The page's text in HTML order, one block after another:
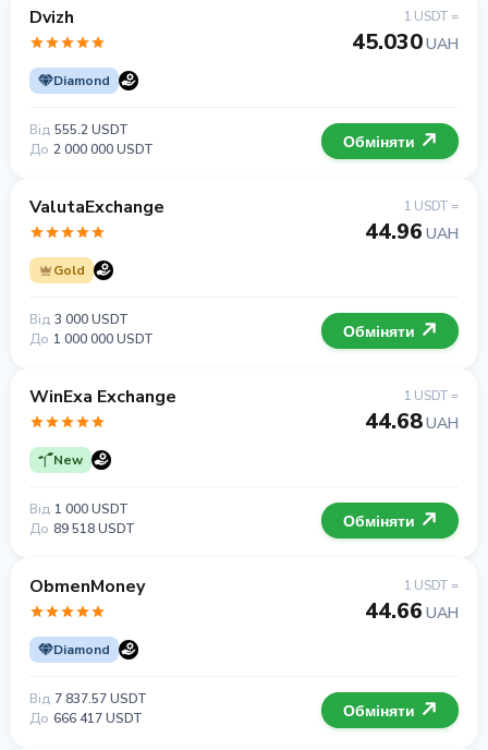
Dvizh
Diamond
1 USDT =
45.030UAH
Від 555.2 USDT
До 2 000 000 USDT Обміняти
ValutaExchange
Gold
1 USDT =
44.96 UAH
Від 3 000 USDT
До 1 000 000 USDT Обміняти
WinExa Exchange
New
1 USDT =
44.68UAH
Від 1 000 USDT
До 89 518 USDT Обміняти
ObmenMoney
Diamond
1 USDT =
44.66 UAH
Від 7 837.57 USDT
До 666 417 USDT Обміняти